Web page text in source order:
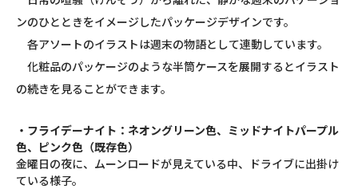
ンのひとときをイメージしたパッケージデザインです。
各アソートのイラストは週末の物語として連動しています。
化粧品のパッケージのような半筒ケースを展開するとイラスト
の続きを見ることができます。
・フライデーナイト：ネオングリーン色、ミッドナイトパープル
色、ピンク色（既存色）
金曜日の夜に、ムーンロードが見えている中、ドライブに出掛け
ている様子。